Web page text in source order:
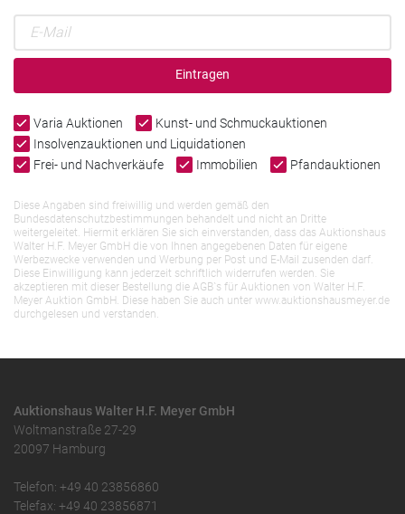
Eintragen
Varia Auktionen
Kunst- und Schmuckauktionen
Insolvenzauktionen und Liquidationen
Frei- und Nachverkäufe
Immobilien Pfandauktionen
Diese Angaben sind freiwillig und werden gemäß den
Bundesdatenschutzbestimmungen behandelt und nicht an Dritte
weitergeleitet. Hiermit erklären Sie sich einverstanden, dass das Auktionshaus
Walter H.F. Meyer GmbH die von Ihnen angegebenen Daten für eigene
Werbezwecke verwenden und Werbung per Post und E-Mail zusenden darf.
Diese Einwilligung kann jederzeit schriftlich widerrufen werden. Sie
akzeptieren mit dieser Bestellung die AGB`s für Auktionen von Walter H.F.
Meyer Auktion GmbH. Diese haben Sie auch unter www.auktionshausmeyer.de
durchgelesen und verstanden.
Auktionshaus Walter H.F. Meyer GmbH
Woltmanstraße 27-29
20097 Hamburg
Telefon: +49 40 23856860
Telefax: +49 40 23856871